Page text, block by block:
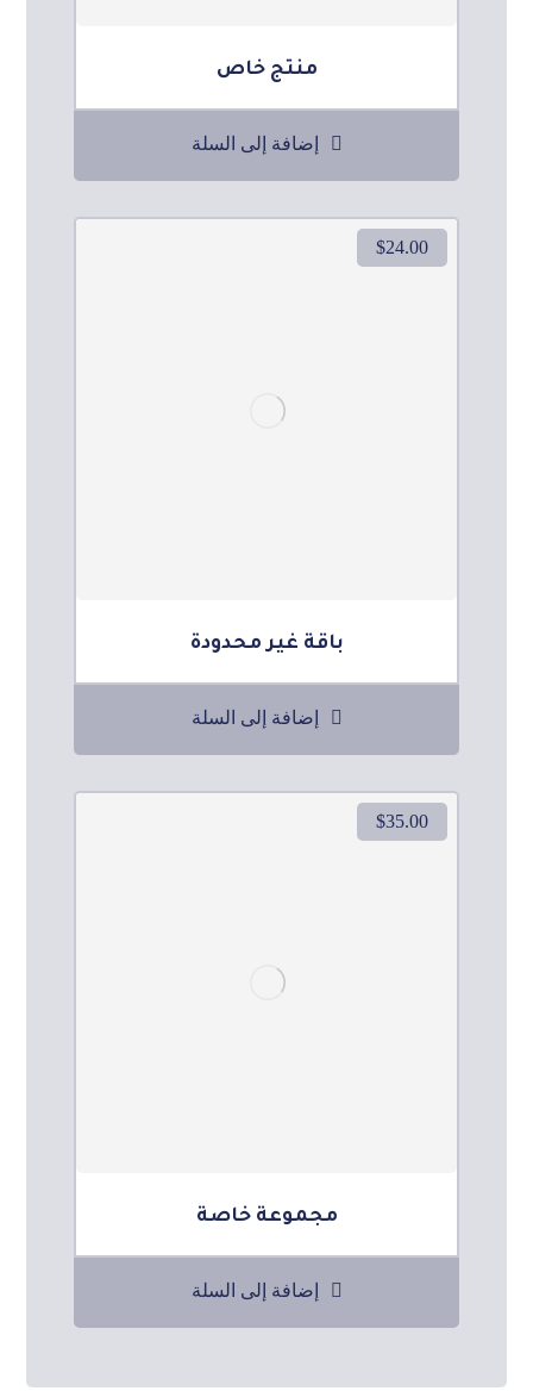
منتج خاص
إضافة إلى السلة
باقة غير محدودة
$24.00
إضافة إلى السلة
مجموعة خاصة
$35.00
إضافة إلى السلة